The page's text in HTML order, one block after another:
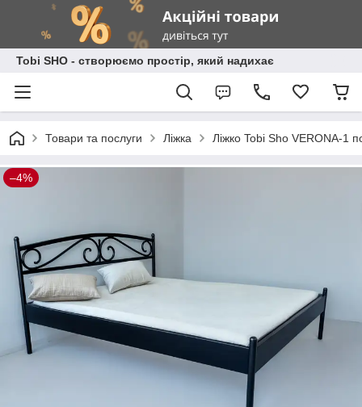
Tobi SHO - створюємо простір, який надихає
Товари та послуги Ліжка Ліжко Tobi Sho VERONA-1
–4%